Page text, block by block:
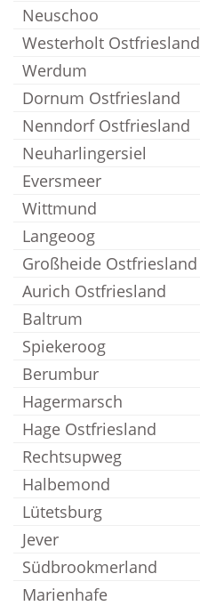
Neuschoo
Westerholt Ostfriesland
Werdum
Dornum Ostfriesland
Nenndorf Ostfriesland
Neuharlingersiel
Eversmeer
Wittmund
Langeoog
Großheide Ostfriesland
Aurich Ostfriesland
Baltrum
Spiekeroog
Berumbur
Hagermarsch
Hage Ostfriesland
Rechtsupweg
Halbemond
Lütetsburg
Jever
Südbrookmerland
Marienhafe